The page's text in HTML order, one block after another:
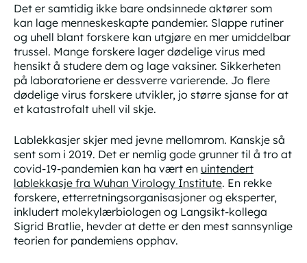
Det er samtidig ikke bare ondsinnede aktører som
kan lage menneskeskapte pandemier. Slappe rutiner
og uhell blant forskere kan utgjøre en mer umiddelbar
trussel. Mange forskere lager dødelige virus med
hensikt å studere dem og lage vaksiner. Sikkerheten
på laboratoriene er dessverre varierende. Jo flere
dødelige virus forskere utvikler, jo større sjanse for at
et katastrofalt uhell vil skje.
Lablekkasjer skjer med jevne mellomrom. Kanskje så
sent som i 2019. Det er nemlig gode grunner til å tro at
covid-19-pandemien kan ha vært en uintendert
lablekkasje fra Wuhan Virology Institute. En rekke
forskere, etterretningsorganisasjoner og eksperter,
inkludert molekylærbiologen og Langsikt-kollega
Sigrid Bratlie, hevder at dette er den mest sannsynlige
teorien for pandemiens opphav.